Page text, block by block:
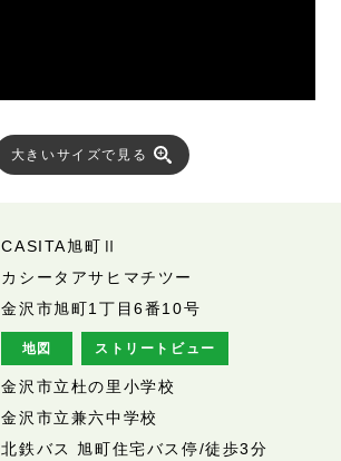
大きいサイズで見る
CASITA旭町Ⅱ
カシータアサヒマチツー
金沢市旭町1丁目6番10号
地図 ストリートビュー
金沢市立杜の里小学校
金沢市立兼六中学校
北鉄バス 旭町住宅バス停/徒歩3分